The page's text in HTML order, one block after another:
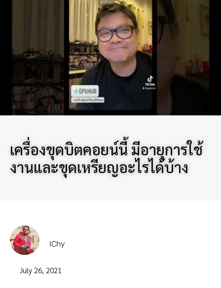
เครื่องขุดบิตคอยน์นี้ มีอายุการใช้
งานและขุดเหรียญอะไรได้บ้าง
IChy
July 26, 2021